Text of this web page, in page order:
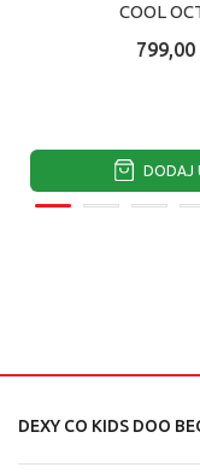
COOL
799,00
DODAJ
DEXY CO KIDS DOO